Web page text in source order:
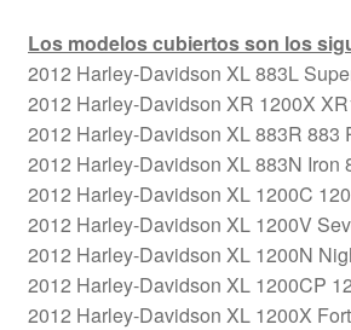
Los modelos cubiertos son los
2012 Harley-Davidson XL 883L
2012 Harley-Davidson XR 1200X
2012 Harley-Davidson XL 883R 883
2012 Harley-Davidson XL 883N Iron
2012 Harley-Davidson XL 1200C
2012 Harley-Davidson XL 1200V
2012 Harley-Davidson XL 1200N
2012 Harley-Davidson XL 1200CP
2012 Harley-Davidson XL 1200X